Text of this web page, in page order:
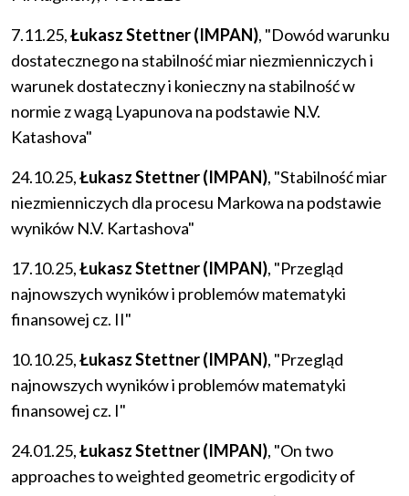
7.11.25,Łukasz Stettner (IMPAN), "Dowód warunku
dostatecznego na stabilność miar niezmienniczych i
warunek dostateczny i konieczny na stabilność w
normie z wagą Lyapunova na podstawie N.V.
Katashova"
24.10.25,Łukasz Stettner (IMPAN), "Stabilność miar
niezmienniczych dla procesu Markowa na podstawie
wyników N.V. Kartashova"
17.10.25,Łukasz Stettner (IMPAN), "Przegląd
najnowszych wyników i problemów matematyki
finansowej cz. II"
10.10.25,Łukasz Stettner (IMPAN), "Przegląd
najnowszych wyników i problemów matematyki
finansowej cz. I"
24.01.25,Łukasz Stettner (IMPAN), "On two
approaches to weighted geometric ergodicity of